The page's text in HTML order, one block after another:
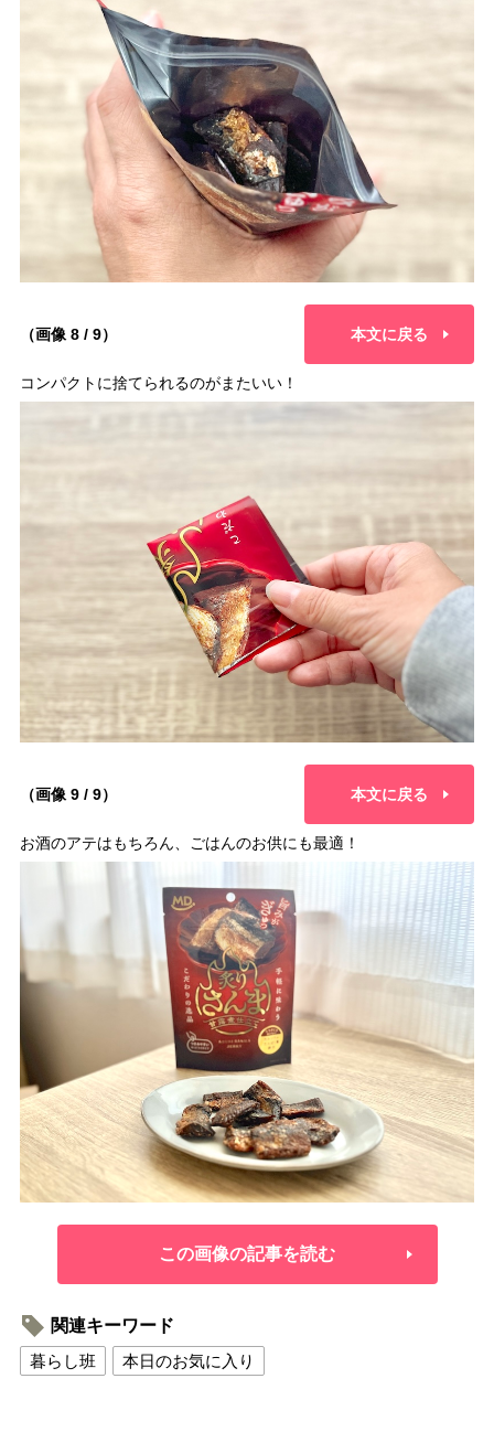
（画像 8 / 9） 本文に戻る
コンパクトに捨てられるのがまたいい！
（画像 9 / 9） 本文に戻る
お酒のアテはもちろん、ごはんのお供にも最適！
この画像の記事を読む
関連キーワード
暮らし班
本日のお気に入り